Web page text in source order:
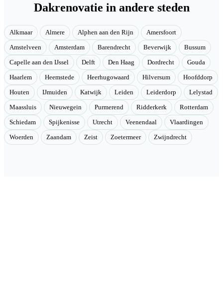
Dakrenovatie in andere steden
Alkmaar Almere Alphen aan den Rijn Amersfoort
Amstelveen Amsterdam Barendrecht Beverwijk Bussum
Capelle aan den IJssel Delft Den Haag Dordrecht Gouda
Haarlem Heemstede Heerhugowaard Hilversum Hoofddorp
Houten IJmuiden Katwijk Leiden Leiderdorp Lelystad
Maassluis Nieuwegein Purmerend Ridderkerk Rotterdam
Schiedam Spijkenisse Utrecht Veenendaal Vlaardingen
Woerden Zaandam Zeist Zoetermeer Zwijndrecht